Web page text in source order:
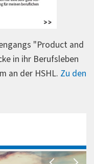
Pläne
"Product and
in ihr Berufsleben
an der HSHL. Zu den